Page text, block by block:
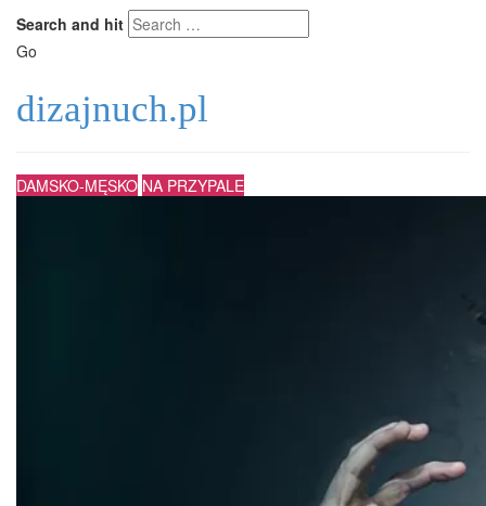
Search and hit
Go
dizajnuch.pl
DAMSKO-MĘSKO NA PRZYPALE